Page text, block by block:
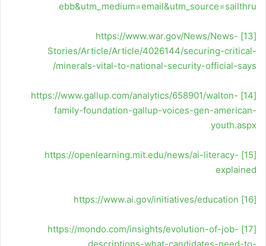
ebb&utm_medium=email&utm_source=sailthru
[13]
https://www.war.gov/News/News-
Stories/Article/Article/4026144/securing-critical-
minerals-vital-to-national-security-official-says/
[14]
https://www.gallup.com/analytics/658901/walton-
family-foundation-gallup-voices-gen-american-
youth.aspx
[15]
https://openlearning.mit.edu/news/ai-literacy-
explained
[16]
https://www.ai.gov/initiatives/education
[17]
https://mondo.com/insights/evolution-of-job-